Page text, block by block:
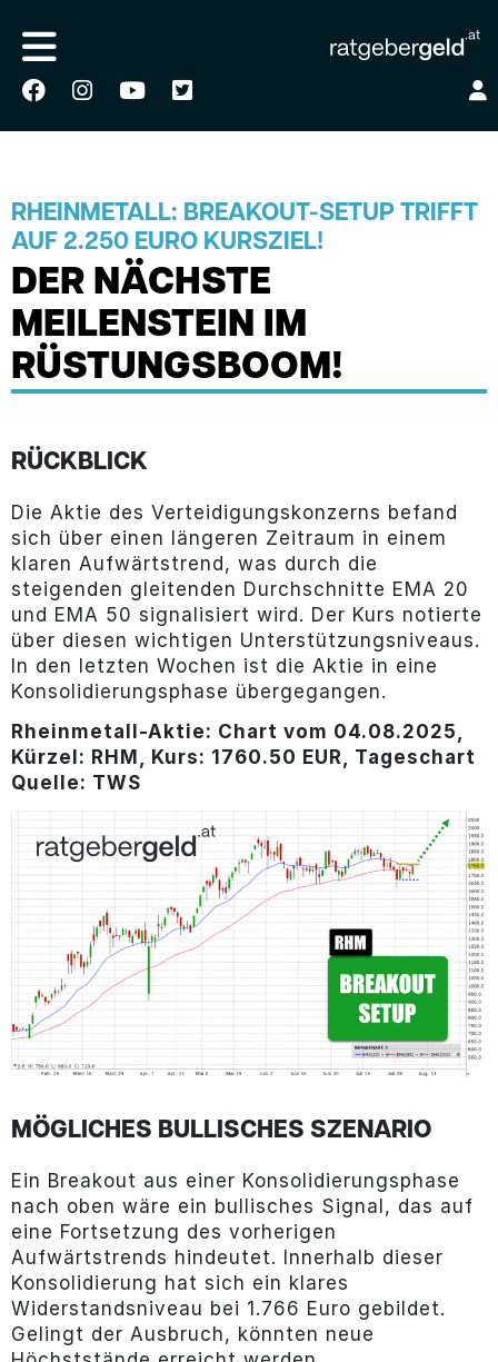
RHEINMETALL: BREAKOUT-SETUP TRIFFT
AUF 2.250 EURO KURSZIEL!
DER NÄCHSTE
MEILENSTEIN IM
RÜSTUNGSBOOM!
RÜCKBLICK
Die Aktie des Verteidigungskonzerns befand
sich über einen längeren Zeitraum in einem
klaren Aufwärtstrend, was durch die
steigenden gleitenden Durchschnitte EMA 20
und EMA 50 signalisiert wird. Der Kurs notierte
über diesen wichtigen Unterstützungsniveaus.
In den letzten Wochen ist die Aktie in eine
Konsolidierungsphase übergegangen.
Rheinmetall-Aktie: Chart vom 04.08.2025,
Kürzel: RHM, Kurs: 1760.50 EUR, Tageschart
Quelle: TWS
MÖGLICHES BULLISCHES SZENARIO
Ein Breakout aus einer Konsolidierungsphase
nach oben wäre ein bullisches Signal, das auf
eine Fortsetzung des vorherigen
Aufwärtstrends hindeutet. Innerhalb dieser
Konsolidierung hat sich ein klares
Widerstandsniveau bei 1.766 Euro gebildet.
Gelingt der Ausbruch, könnten neue